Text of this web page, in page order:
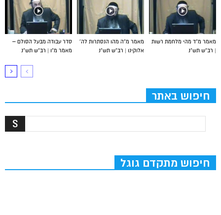
סדר עבודה מבעל הסולם –
מאמר מ”ו | רב”ש תש”נ
מאמר מ”ה מהו הנסתרות לה’
אלוקינו | רב”ש תש”נ
מאמר מ”ד מהי מלחמת רשות
| רב”ש תש”נ
חיפוש באתר
חיפוש מתקדם גוגל